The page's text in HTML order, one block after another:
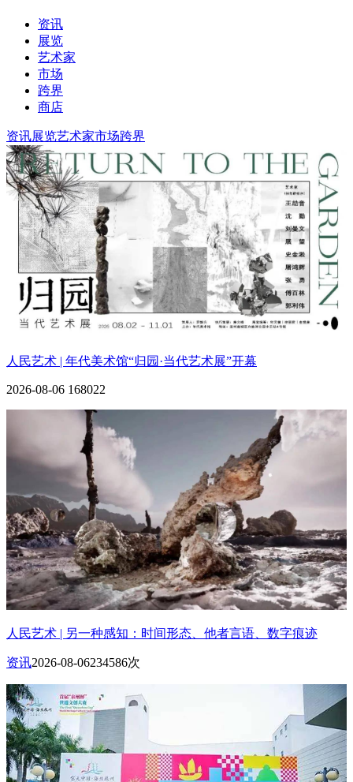
资讯
展览
艺术家
市场
跨界
商店
资讯展览艺术家市场跨界
人民艺术 | 年代美术馆“归园·当代艺术展”开幕
2026-08-06 168022
人民艺术 | 另一种感知：时间形态、他者言语、数字痕迹
资讯2026-08-06234586次